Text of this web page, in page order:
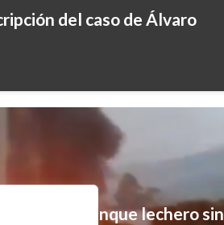
del caso de Álvaro
Carrotanque lechero sin